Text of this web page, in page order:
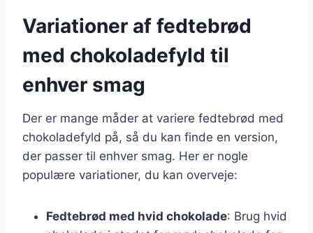
Variationer af fedtebrød
med chokoladefyld til
enhver smag
Der er mange måder at variere fedtebrød med
chokoladefyld på, så du kan finde en version,
der passer til enhver smag. Her er nogle
populære variationer, du kan overveje:
Fedtebrød med hvid chokolade: Brug hvid